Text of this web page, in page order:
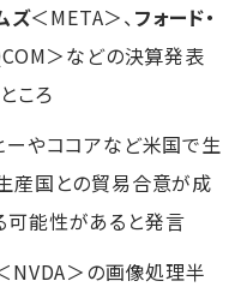
ズ＜META＞、フォード・
＞などの決算発表
ころ
ーやココアなど米国で生
産国との貿易合意が成
能性があると発言
NVDA＞の画像処理半